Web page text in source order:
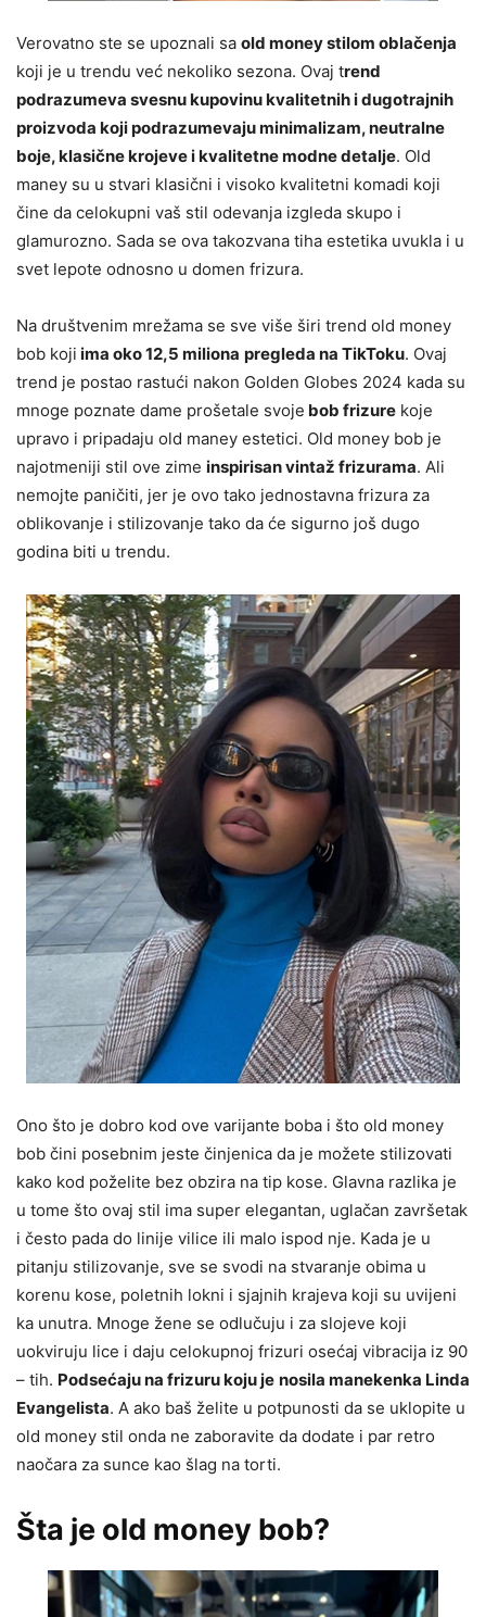
Verovatno ste se upoznali sa old money stilom oblačenja
koji je u trendu već nekoliko sezona. Ovaj trend
podrazumeva svesnu kupovinu kvalitetnih i dugotrajnih
proizvoda koji podrazumevaju minimalizam, neutralne
boje, klasične krojeve i kvalitetne modne detalje. Old
maney su u stvari klasični i visoko kvalitetni komadi koji
čine da celokupni vaš stil odevanja izgleda skupo i
glamurozno. Sada se ova takozvana tiha estetika uvukla i u
svet lepote odnosno u domen frizura.
Na društvenim mrežama se sve više širi trend old money
bob koji ima oko 12,5 miliona pregleda na TikToku. Ovaj
trend je postao rastući nakon Golden Globes 2024 kada su
mnoge poznate dame prošetale svoje bob frizure koje
upravo i pripadaju old maney estetici. Old money bob je
najotmeniji stil ove zime inspirisan vintaž frizurama. Ali
nemojte paničiti, jer je ovo tako jednostavna frizura za
oblikovanje i stilizovanje tako da će sigurno još dugo
godina biti u trendu.
Ono što je dobro kod ove varijante boba i što old money
bob čini posebnim jeste činjenica da je možete stilizovati
kako kod poželite bez obzira na tip kose. Glavna razlika je
u tome što ovaj stil ima super elegantan, uglačan završetak
i često pada do linije vilice ili malo ispod nje. Kada je u
pitanju stilizovanje, sve se svodi na stvaranje obima u
korenu kose, poletnih lokni i sjajnih krajeva koji su uvijeni
ka unutra. Mnoge žene se odlučuju i za slojeve koji
uokviruju lice i daju celokupnoj frizuri osećaj vibracija iz 90
– tih. Podsećaju na frizuru koju je nosila manekenka Linda
Evangelista. A ako baš želite u potpunosti da se uklopite u
old money stil onda ne zaboravite da dodate i par retro
naočara za sunce kao šlag na torti.
Šta je old money bob?